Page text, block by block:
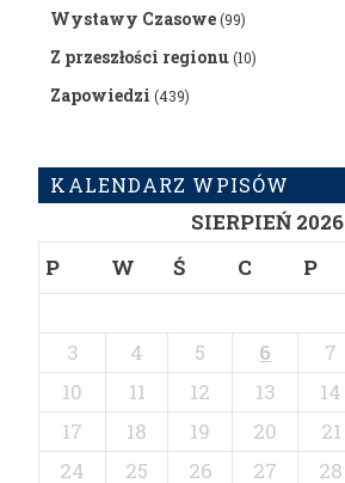
Wystawy Czasowe(99)
Z przeszłości regionu(10)
Zapowiedzi (439)
KALENDARZ WPISÓW
SIERPIEŃ 2026
P
W Ś C P
3
4 5 6 7
10
11 12 13 14
17
18 19 20 21
24
25 26 27 28